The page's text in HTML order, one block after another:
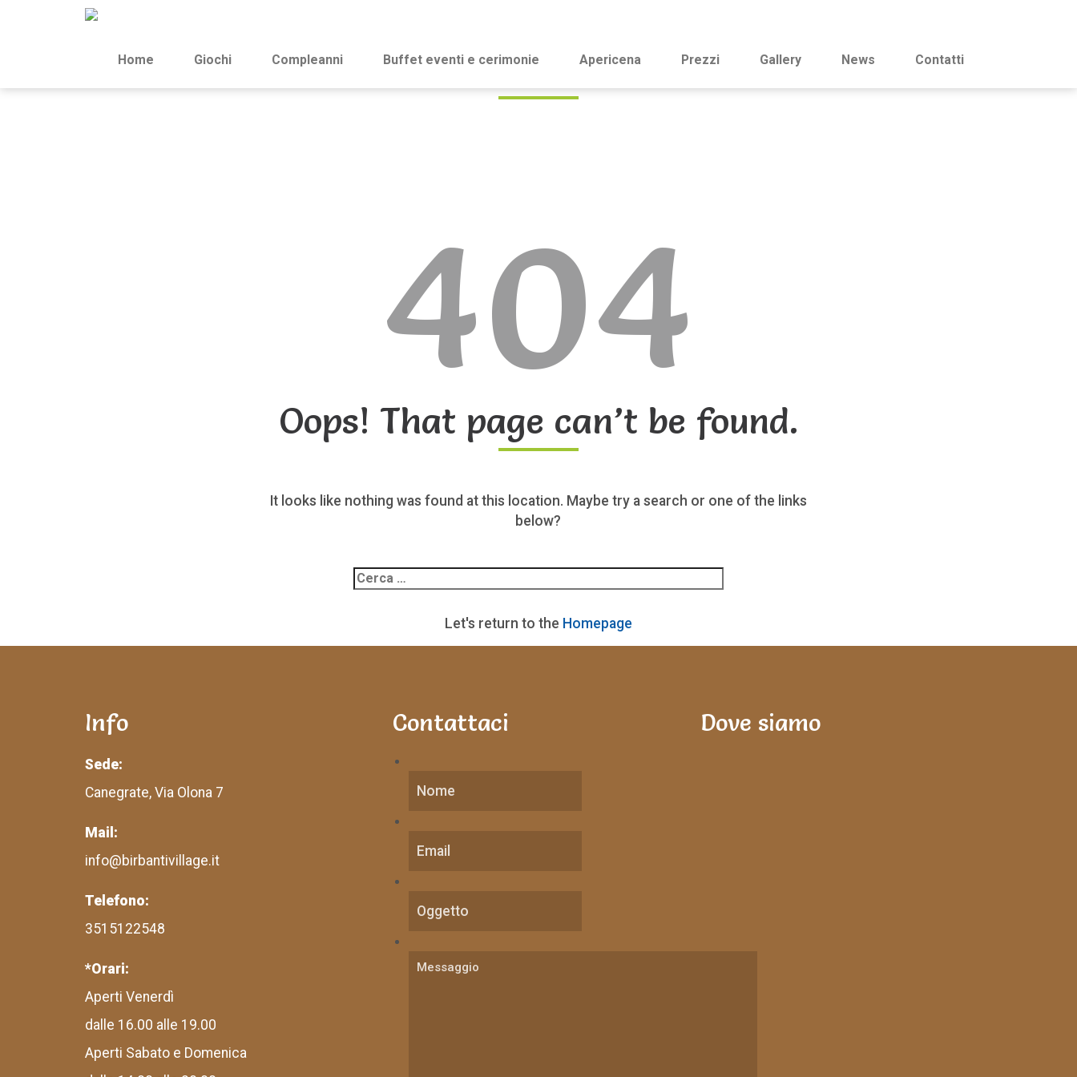
Home Giochi Compleanni Buffet eventi e cerimonie Apericena Prezzi Gallery News Contatti
404
Oops! That page can’t be found.
It looks like nothing was found at this location. Maybe try a search or one of the links
below?
per:
Let's return to the Homepage
Info
Sede:
Canegrate, Via Olona 7
Mail:
info@birbantivillage.it
Telefono:
3515122548
*Orari:
Aperti Venerdì
dalle 16.00 alle 19.00
Aperti Sabato e Domenica
Contattaci Dove siamo